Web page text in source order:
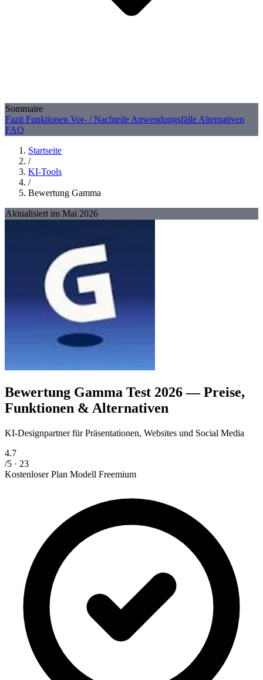
Sommaire
Fazit Funktionen Vor- / Nachteile Anwendungsfälle Alternativen
FAQ
Startseite
/
KI-Tools
/
Bewertung Gamma
Aktualisiert im Mai 2026
Bewertung Gamma Test 2026 — Preise,
Funktionen & Alternativen
KI-Designpartner für Präsentationen, Websites und Social Media
4.7
/5 · 23
Kostenloser Plan Modell Freemium